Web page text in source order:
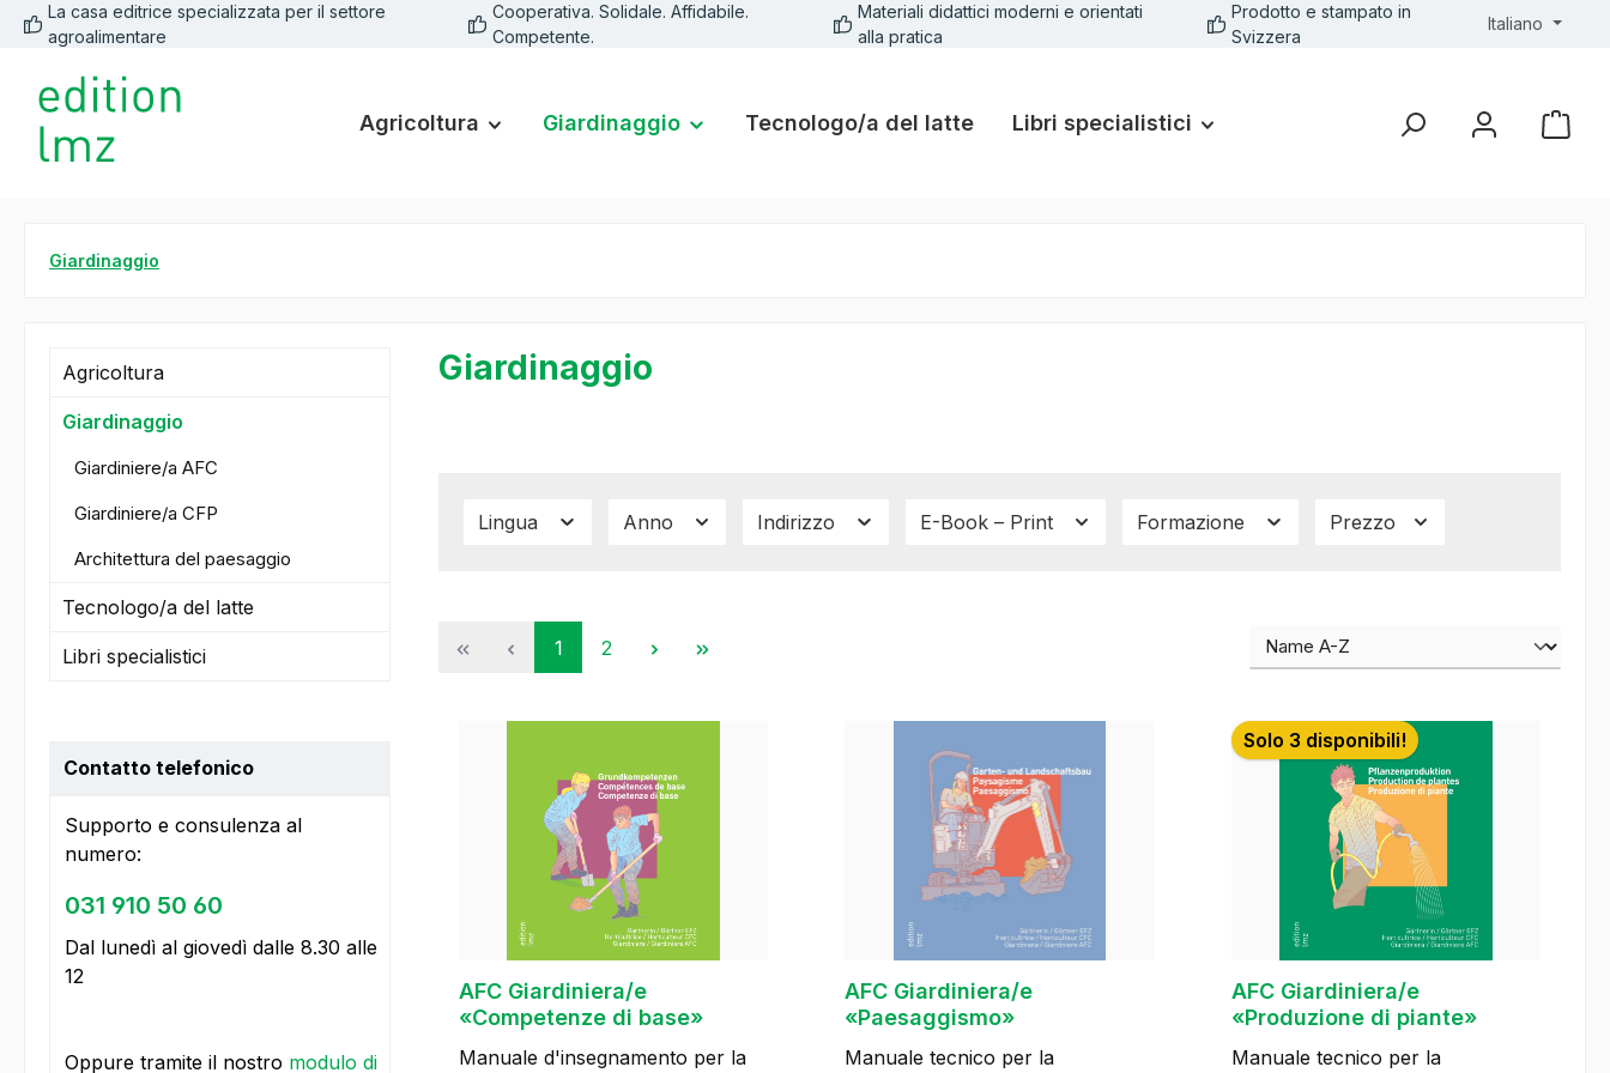
Passa alla navigazione principale
La casa editrice specializzata per il settore
agroalimentare
Cooperativa. Solidale. Affidabile.
Competente.
Materiali didattici moderni e orientati
alla pratica
Prodotto e stampato in
Svizzera
Italiano
Agricoltura Giardinaggio Tecnologo/a del latte Libri specialistici
Giardinaggio
Agricoltura
Giardinaggio
Giardiniere/a AFC
Giardiniere/a CFP
Architettura del paesaggio
Tecnologo/a del latte
Libri specialistici
Contatto telefonico
Supporto e consulenza al
numero:
031 910 50 60
Dal lunedì al giovedì dalle 8.30 alle
12
Oppure tramite il nostro modulo di
Giardinaggio
Lingua Anno Indirizzo E-Book – Print Formazione Prezzo
Pagina
1 Pagina
2
AFC Giardiniera/e
«Competenze di base»
Manuale d'insegnamento per la
AFC Giardiniera/e
«Paesaggismo»
Manuale tecnico per la
Solo 3 disponibili!
AFC Giardiniera/e
«Produzione di piante»
Manuale tecnico per la